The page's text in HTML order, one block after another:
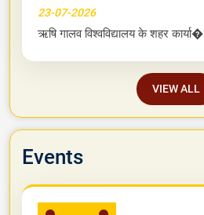
23-07-2026
ऋषि गालव विश्वविद्यालय के शहर कार्या�
VIEW ALL
Events